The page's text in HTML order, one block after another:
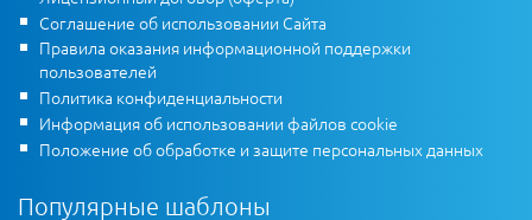
Соглашение об использовании Сайта
Правила оказания информационной поддержки
пользователей
Политика конфиденциальности
Информация об использовании файлов cookie
Положение об обработке и защите персональных данных
Популярные шаблоны